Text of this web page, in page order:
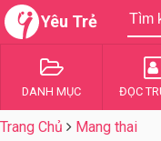
Yêu Trẻ
DANH MỤC ĐỌC
Trang Chủ Mang thai